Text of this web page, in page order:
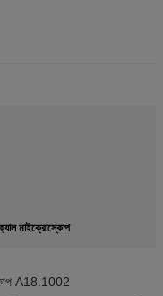
মাইক্রোস্কোপ
A18.1002